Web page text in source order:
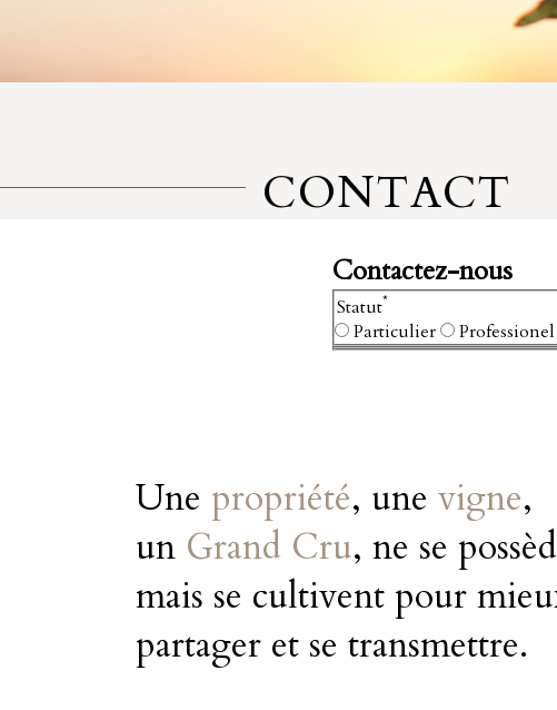
CONTACT
Contactez-nous
Statut*
Particulier Professionel
Une propriété, une vigne,
un Grand Cru, ne se
mais se cultivent pour
partager et se transmettre.